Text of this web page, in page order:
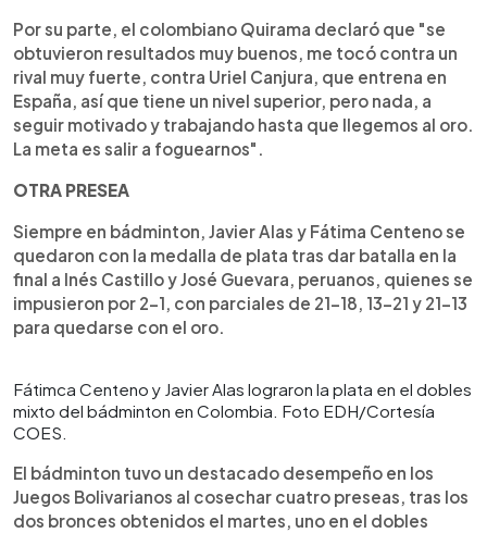
Por su parte, el colombiano Quirama declaró que "se
obtuvieron resultados muy buenos, me tocó contra un
rival muy fuerte, contra Uriel Canjura, que entrena en
España, así que tiene un nivel superior, pero nada, a
seguir motivado y trabajando hasta que llegemos al oro.
La meta es salir a foguearnos".
OTRA PRESEA
Siempre en bádminton, Javier Alas y Fátima Centeno se
quedaron con la medalla de plata tras dar batalla en la
final a Inés Castillo y José Guevara, peruanos, quienes se
impusieron por 2-1, con parciales de 21-18, 13-21 y 21-13
para quedarse con el oro.
Fátimca Centeno y Javier Alas lograron la plata en el dobles
mixto del bádminton en Colombia. Foto EDH/Cortesía
COES.
El bádminton tuvo un destacado desempeño en los
Juegos Bolivarianos al cosechar cuatro preseas, tras los
dos bronces obtenidos el martes, uno en el dobles